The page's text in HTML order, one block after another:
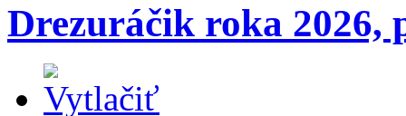
Drezuráčik roka 2026,